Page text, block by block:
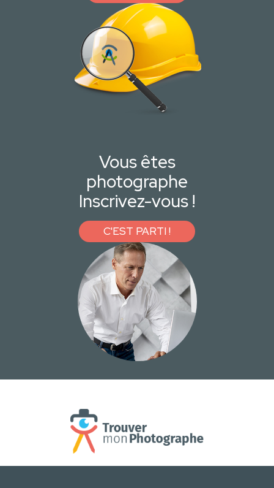
Vous êtes
photographe
Inscrivez-vous !
C'EST PARTI !